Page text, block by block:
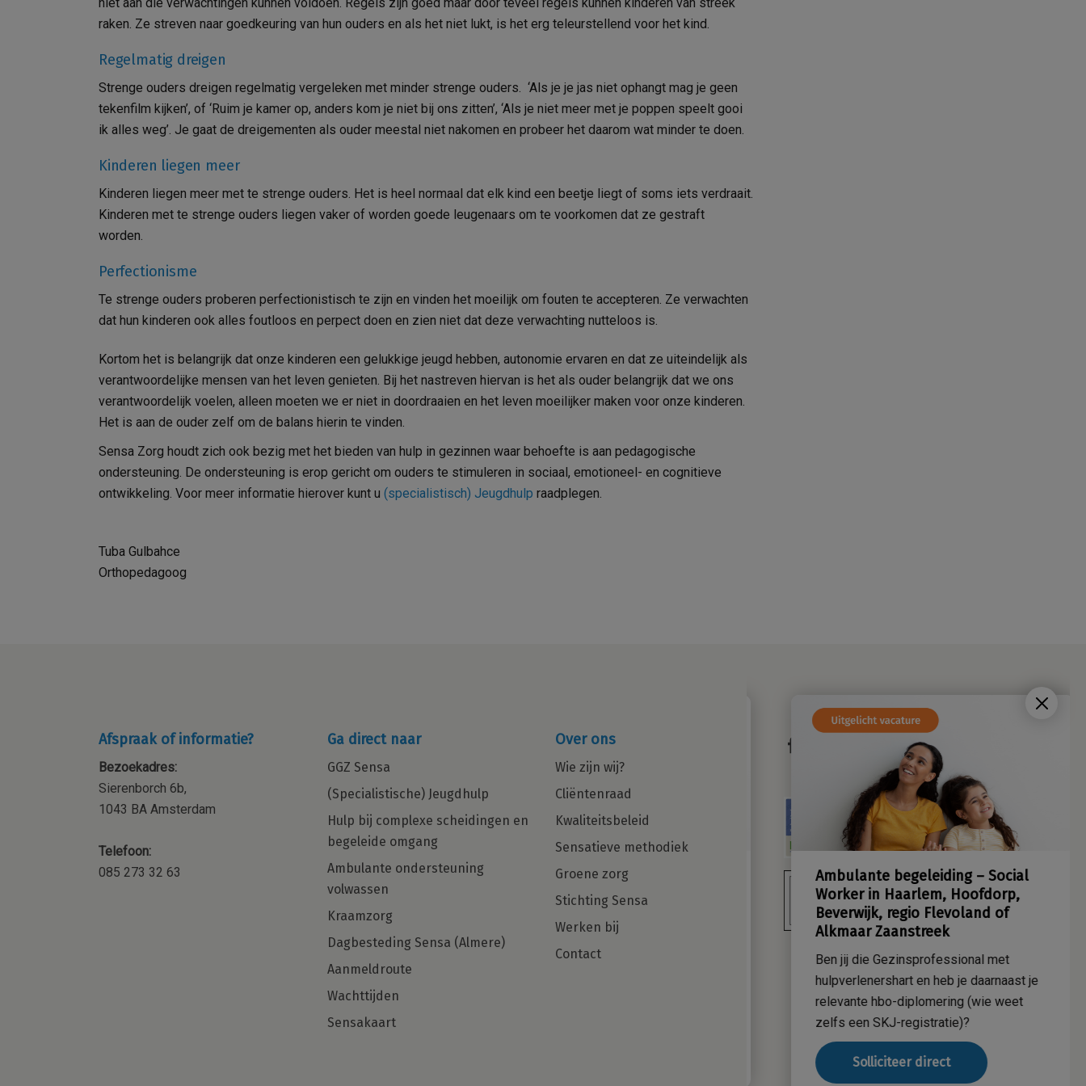
Kraamzorg – Kraamverzorgende in
de regio Amsterdam en omgeving
Word jij onze nieuwe collega voor de
met een zorgHART en net dat
beetje extra gezocht voor Regio
Ben jij die Basis Psycholoog met
hulpverlenershart dan zijn wij op zoek
Worker in Haarlem, Hoofdorp,
Beverwijk, regio Flevoland of
Alkmaar Zaanstreek
hulpverlenershart en heb je daarnaast je
relevante hbo-diplomering (wie weet
zelfs een SKJ-registratie)?
Solliciteer direct
raken. Ze streven naar goedkeuring van hun ouders en als het niet lukt, is het erg teleurstellend voor het kind.
Regelmatig dreigen
Strenge ouders dreigen regelmatig vergeleken met minder strenge ouders. ‘Als je je jas niet ophangt mag je geen
tekenfilm kijken’, of ‘Ruim je kamer op, anders kom je niet bij ons zitten’, ‘Als je niet meer met je poppen speelt gooi
ik alles weg’. Je gaat de dreigementen als ouder meestal niet nakomen en probeer het daarom wat minder te doen.
Kinderen liegen meer
Kinderen liegen meer met te strenge ouders. Het is heel normaal dat elk kind een beetje liegt of soms iets verdraait.
Kinderen met te strenge ouders liegen vaker of worden goede leugenaars om te voorkomen dat ze gestraft
worden.
Perfectionisme
Te strenge ouders proberen perfectionistisch te zijn en vinden het moeilijk om fouten te accepteren. Ze verwachten
dat hun kinderen ook alles foutloos en perpect doen en zien niet dat deze verwachting nutteloos is.
Kortom het is belangrijk dat onze kinderen een gelukkige jeugd hebben, autonomie ervaren en dat ze uiteindelijk als
verantwoordelijke mensen van het leven genieten. Bij het nastreven hiervan is het als ouder belangrijk dat we ons
verantwoordelijk voelen, alleen moeten we er niet in doordraaien en het leven moeilijker maken voor onze kinderen.
Het is aan de ouder zelf om de balans hierin te vinden.
Sensa Zorg houdt zich ook bezig met het bieden van hulp in gezinnen waar behoefte is aan pedagogische
ondersteuning. De ondersteuning is erop gericht om ouders te stimuleren in sociaal, emotioneel- en cognitieve
ontwikkeling. Voor meer informatie hierover kunt u (specialistisch) Jeugdhulp raadplegen.
Tuba Gulbahce
Orthopedagoog
Afspraak of informatie?
Bezoekadres:
Sierenborch 6b,
1043 BA Amsterdam
Telefoon:
085 273 32 63
Ga direct naar
GGZ Sensa
(Specialistische) Jeugdhulp
Hulp bij complexe scheidingen en
begeleide omgang
Ambulante ondersteuning
volwassen
Kraamzorg
Dagbesteding Sensa (Almere)
Aanmeldroute
Wachttijden
Sensakaart
Over ons
Wie zijn wij?
Cliëntenraad
Kwaliteitsbeleid
Sensatieve methodiek
Groene zorg
Stichting Sensa
Werken bij
Contact